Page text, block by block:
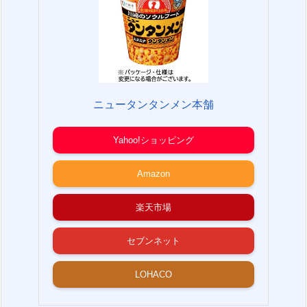
ニュータンタンメン本舗
Yahoo!ショッピング
Amazon
楽天市場
セブンネット
LOHACO